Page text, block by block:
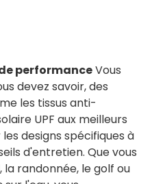
performanceVous
devez savoir, des
les tissus anti-
UPF aux meilleurs
designs spécifiques à
d'entretien. Que vous
randonnée, le golf ou